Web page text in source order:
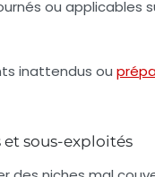
ou applicables
inattendus ou
et sous-exploités